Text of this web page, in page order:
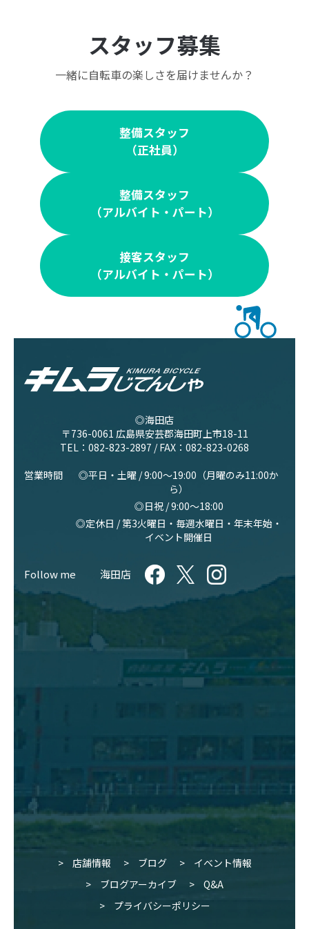
スタッフ募集
一緒に自転車の楽しさを届けませんか？
整備スタッフ
（正社員）
整備スタッフ
（アルバイト・パート）
接客スタッフ
（アルバイト・パート）
◎海田店
〒736-0061 広島県安芸郡海田町上市18-11
TEL： 082-823-2897 / FAX：082-823-0268
営業時間
◎平日・土曜 / 9:00〜19:00（月曜のみ11:00か
ら）
◎日祝 / 9:00〜18:00
◎定休日 / 第3火曜日・毎週水曜日・年末年始・
イベント開催日
Follow me 海田店
店舗情報 ブログ
イベント情報
ブログアーカイブ
Q&A
プライバシーポリシー